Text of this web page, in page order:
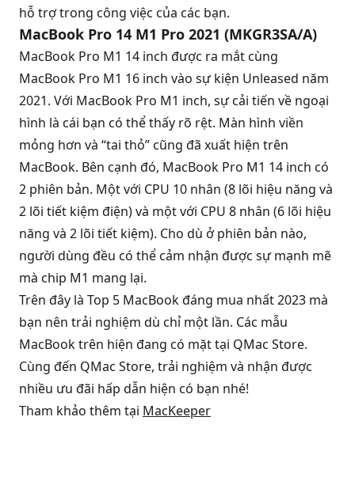
hỗ trợ trong công việc của các bạn.
MacBook Pro 14 M1 Pro 2021 (MKGR3SA/A)
MacBook Pro M1 14 inch được ra mắt cùng
MacBook Pro M1 16 inch vào sự kiện Unleased năm
2021. Với MacBook Pro M1 inch, sự cải tiến về ngoại
hình là cái bạn có thể thấy rõ rệt. Màn hình viền
mỏng hơn và “tai thỏ” cũng đã xuất hiện trên
MacBook. Bên cạnh đó, MacBook Pro M1 14 inch có
2 phiên bản. Một với CPU 10 nhân (8 lõi hiệu năng và
2 lõi tiết kiệm điện) và một với CPU 8 nhân (6 lõi hiệu
năng và 2 lõi tiết kiệm). Cho dù ở phiên bản nào,
người dùng đều có thể cảm nhận được sự mạnh mẽ
mà chip M1 mang lại.
Trên đây là Top 5 MacBook đáng mua nhất 2023 mà
bạn nên trải nghiệm dù chỉ một lần. Các mẫu
MacBook trên hiện đang có mặt tại QMac Store.
Cùng đến QMac Store, trải nghiệm và nhận được
nhiều ưu đãi hấp dẫn hiện có bạn nhé!
Tham khảo thêm tại MacKeeper